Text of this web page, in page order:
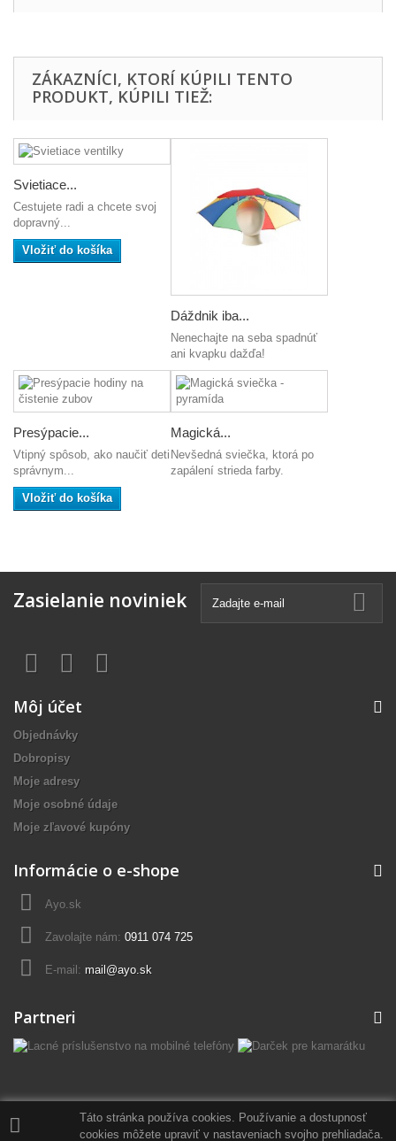
ZÁKAZNÍCI, KTORÍ KÚPILI TENTO
PRODUKT, KÚPILI TIEŽ:
Svietiace...
Cestujete radi a chcete svoj
dopravný...
Vložiť do košíka
Dáždnik iba...
Nenechajte na seba spadnúť
ani kvapku dažďa!
Presýpacie...
Vtipný spôsob, ako naučiť deti
správnym...
Vložiť do košíka
Magická...
Nevšedná sviečka, ktorá po
zapálení strieda farby.
Zasielanie noviniek
Môj účet
Objednávky
Dobropisy
Moje adresy
Moje osobné údaje
Moje zľavové kupóny
Informácie o e-shope
Ayo.sk
Zavolajte nám: 0911 074 725
E-mail: mail@ayo.sk
Táto stránka používa cookies. Používanie a dostupnosť
cookies môžete upraviť v nastaveniach svojho prehliadača.
Partneri